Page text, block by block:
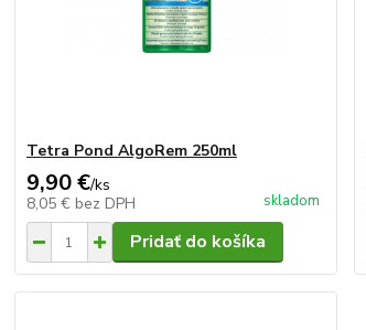
Tetra Pond AlgoRem 250ml
9,90 €/ks
8,05 € bez DPH skladom
Pridať do košíka